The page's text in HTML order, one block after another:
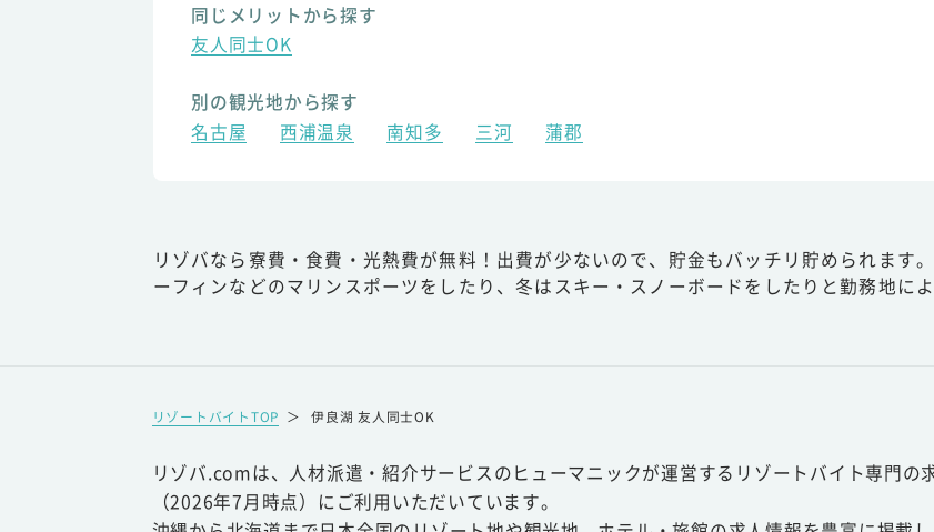
同じメリットから探す
友人同士OK
別の観光地から探す
名古屋
西浦温泉 南知多 三河 蒲郡
リゾバなら寮費・食費・光熱費が無料！出費が少ないので、貯金もバッチリ貯められます
ーフィンなどのマリンスポーツをしたり、冬はスキー・スノーボードをしたりと勤務地に
リゾートバイトTOP ＞ 伊良湖 友人同士OK
リゾバ.comは、人材派遣・紹介サービスのヒューマニックが運営するリゾートバイト専門の
（2026年7月時点）にご利用いただいています。